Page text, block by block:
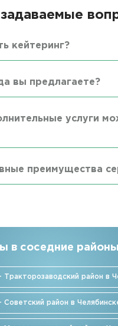
кейтеринг?
вы предлагаете?
услуги
преимущества
в соседние
район в
район в